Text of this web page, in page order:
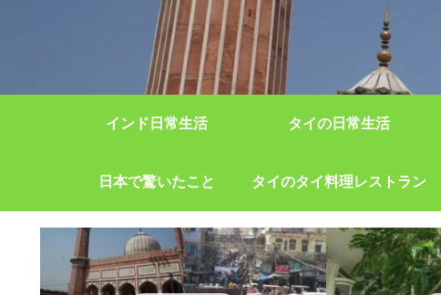
インド日常生活 タイの日常生活
日本で驚いたこと タイのタイ料理レストラン